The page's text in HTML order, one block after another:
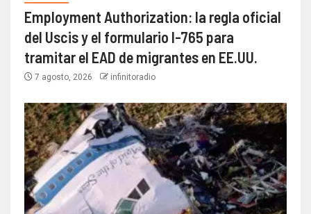
Employment Authorization: la regla oficial
del Uscis y el formulario I-765 para
tramitar el EAD de migrantes en EE.UU.
7 agosto, 2026 infinitoradio